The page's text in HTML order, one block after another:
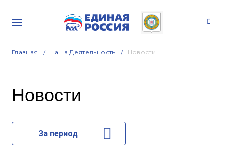
Главная Наша Деятельность Новости
Новости
За период